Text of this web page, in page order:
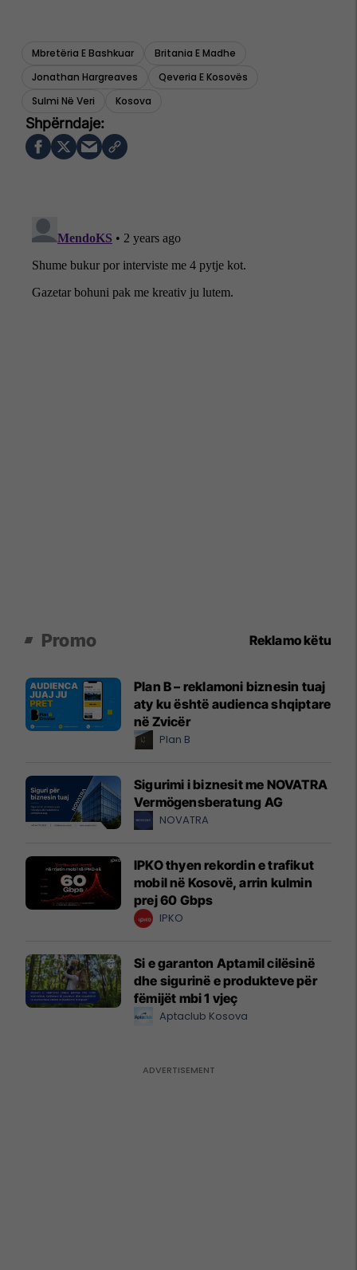
Mbretëria E Bashkuar
Britania E Madhe
Jonathan Hargreaves
Qeveria E Kosovës
Sulmi Në Veri
Kosova
Promo Reklamo këtu
Plan B – reklamoni biznesin tuaj
aty ku është audienca shqiptare
në Zvicër
Plan B
Sigurimi i biznesit me NOVATRA
Vermögensberatung AG
NOVATRA
IPKO thyen rekordin e trafikut
mobil në Kosovë, arrin kulmin
prej 60 Gbps
IPKO
Si e garanton Aptamil cilësinë
dhe sigurinë e produkteve për
fëmijët mbi 1 vjeç
Aptaclub Kosova